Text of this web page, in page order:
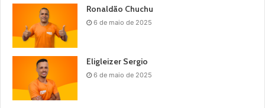
Ronaldão Chuchu
6 de maio de 2025
Eligleizer Sergio
6 de maio de 2025